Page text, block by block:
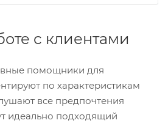
с клиентами
помощники для
по характеристикам
все предпочтения
идеально подходящий